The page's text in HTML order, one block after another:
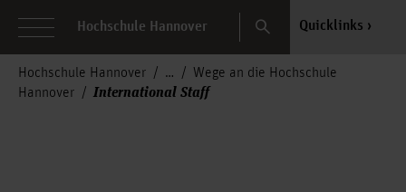
Hochschule Hannover Search Quicklinks
Hochschule Hannover
Wege an die Hochschule
Hannover
International Staff